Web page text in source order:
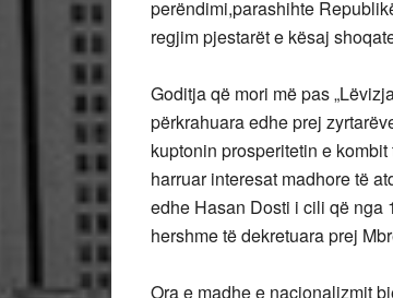
perëndimi,parashihte
regjim pjestarët e kësaj
Goditja që mori më pas
përkrahuara edhe prej
kuptonin prosperitetin e
harruar interesat madhore të
edhe Hasan Dosti i cili që nga
hershme të dekretuara prej
Ora e madhe e nacionalizmit